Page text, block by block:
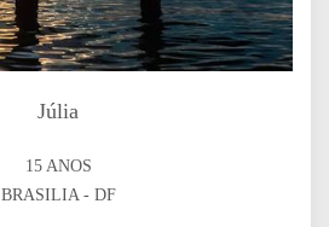
Júlia
15 ANOS
BRASILIA - DF